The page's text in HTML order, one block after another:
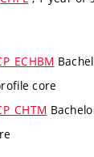
core